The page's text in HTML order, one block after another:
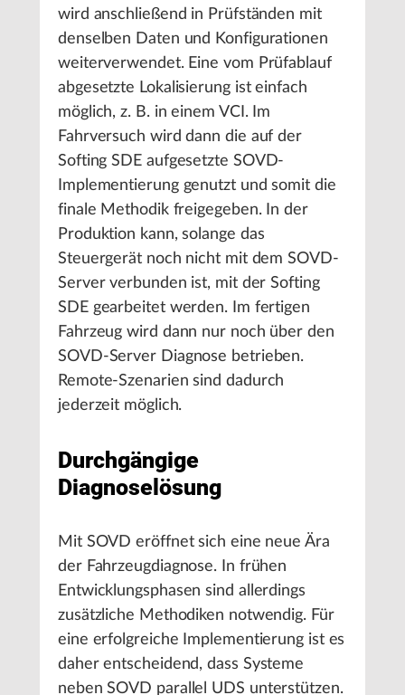
wird anschließend in Prüfständen mit
denselben Daten und Konfigurationen
weiterverwendet. Eine vom Prüfablauf
abgesetzte Lokalisierung ist einfach
möglich, z. B. in einem VCI. Im
Fahrversuch wird dann die auf der
Softing SDE aufgesetzte SOVD-
Implementierung genutzt und somit die
finale Methodik freigegeben. In der
Produktion kann, solange das
Steuergerät noch nicht mit dem SOVD-
Server verbunden ist, mit der Softing
SDE gearbeitet werden. Im fertigen
Fahrzeug wird dann nur noch über den
SOVD-Server Diagnose betrieben.
Remote-Szenarien sind dadurch
jederzeit möglich.
Durchgängige
Diagnoselösung
Mit SOVD eröffnet sich eine neue Ära
der Fahrzeugdiagnose. In frühen
Entwicklungsphasen sind allerdings
zusätzliche Methodiken notwendig. Für
eine erfolgreiche Implementierung ist es
daher entscheidend, dass Systeme
neben SOVD parallel UDS unterstützen.